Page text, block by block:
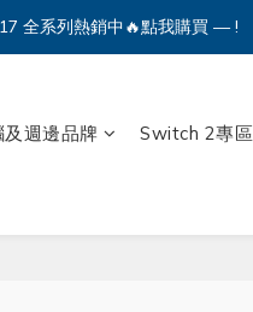
全系列熱銷中🔥點我購買 — !
全系列熱銷中🔥點我購買 — !
全系列熱銷中🔥點我購買 — !
及週邊品牌 Switch 2專區